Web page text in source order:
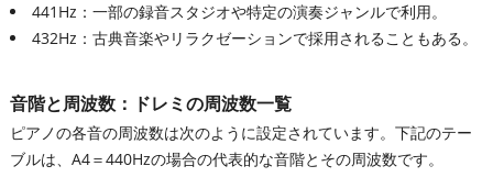
441Hz：一部の録音スタジオや特定の演奏ジャンルで利用。
432Hz：古典音楽やリラクゼーションで採用されることもある。
音階と周波数：ドレミの周波数一覧
ピアノの各音の周波数は次のように設定されています。下記のテー
ブルは、A4＝440Hzの場合の代表的な音階とその周波数です。